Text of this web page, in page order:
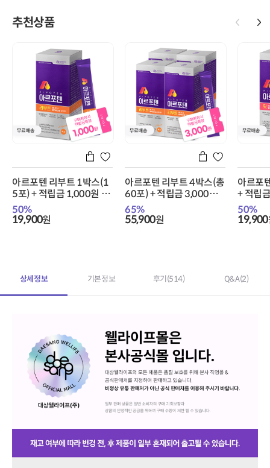
추천상품
아르포텐 리부트 1박스(1
5포) + 적립금 1,000원 증
정
50%
19,900원
아르포텐 리부트 4박스(총
60포) + 적립금 3,000원
증정
65%
55,900원
아르포
+ 적립
50%
19,900
상세정보 기본정보 후기(514) Q&A(2)